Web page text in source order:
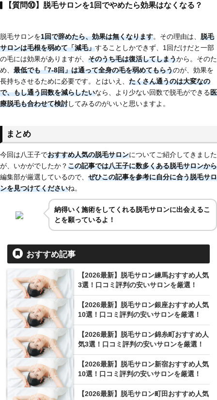
【質問⑩】脱毛サロンを1回でやめたら効果はなくなる？
脱毛サロンを1回で辞めたら、効果は無くなります。その理由は、 脱毛
サロンは毛根を弱めて「減毛」することしかできず、1回だけだと一部
の毛には効果がありますが、 そのうち毛は復活してしまうから。そのた
め、 最低でも「7-8回」は通って全身の毛を弱めてもらうのが、効果を
長持ちさせるために必要です。とはいえ、 たくさん通うのは大変なの
で、もし通う回数を減らしたいなら、より少ない回数で脱毛ができる医
療脱毛も合わせて検討してみるのがいいと思いますよ。
まとめ
今回は八王子でおすすめ人気の脱毛サロンについてご紹介してきました
が、いかがでしたか？この記事では八王子に数多くある脱毛サロンから
編集部が厳選しているので、 ぜひこの記事を参考に自分に合う脱毛サロ
ンを見つけてくださいね。
納得いく施術をしてくれる脱毛サロンに出会えるこ
とを願っているよ！
おすすめ記事
【2026最新】脱毛サロン練馬おすすめ人気
3選！口コミ評判の安いサロンを厳選！
【2026最新】脱毛サロン銀座おすすめ人気
10選！口コミ評判の安いサロンを厳選！
【2026最新】脱毛サロン錦糸町おすすめ人
気3選！口コミ評判の安いサロンを厳選！
【2026最新】脱毛サロン新宿おすすめ人気
10選！口コミ評判の安いサロンを厳選！
【2026最新】脱毛サロン町田おすすめ人気